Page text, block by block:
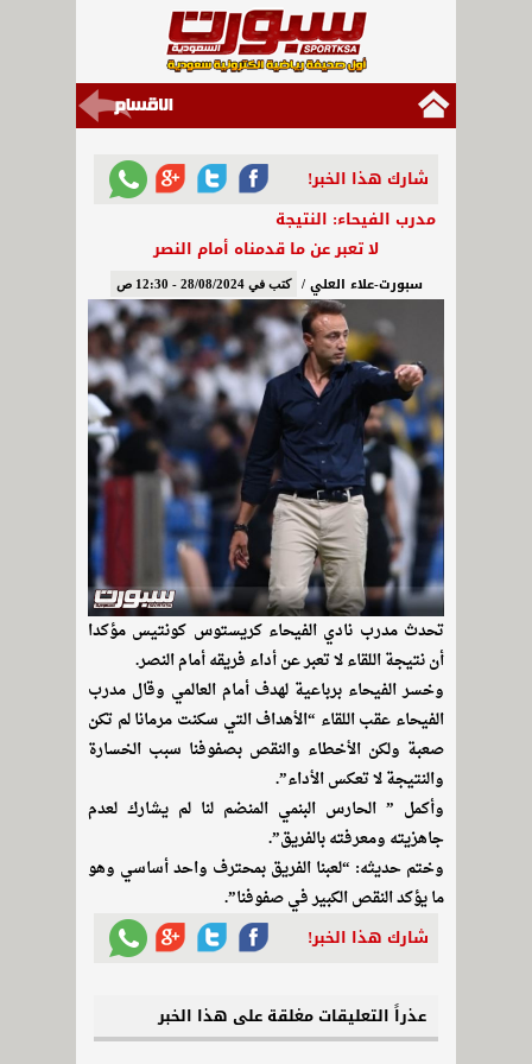
شارك هذا الخبر!
مدرب الفيحاء: النتيجة
لا تعبر عن ما قدمناه أمام النصر
سبورت-علاء العلي / كتب في 28/08/2024 - 12:30 ص
تحدث مدرب نادي الفيحاء كريستوس كونتيس مؤكدا
أن نتيجة اللقاء لا تعبر عن أداء فريقه أمام النصر.
وخسر الفيحاء برباعية لهدف أمام العالمي وقال مدرب
الفيحاء عقب اللقاء “الأهداف التي سكنت مرمانا لم تكن
صعبة ولكن الأخطاء والنقص بصفوفنا سبب الخسارة
والنتيجة لا تعكس الأداء”.
وأكمل ” الحارس البنمي المنضم لنا لم يشارك لعدم
جاهزيته ومعرفته بالفريق”.
وختم حديثه: “لعبنا الفريق بمحترف واحد أساسي وهو
ما يؤكد النقص الكبير في صفوفنا”.
شارك هذا الخبر!
عذراً التعليقات مغلقة على هذا الخبر